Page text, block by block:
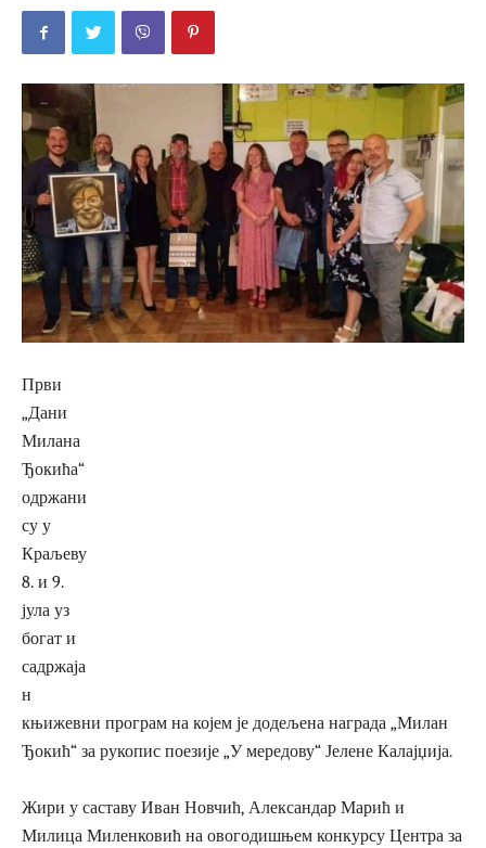
Први
„Дани
Милана
Ђокића“
одржани
су у
Краљеву
8. и 9.
јула уз
богат и
садржаја
н
књижевни програм на којем је додељена награда „Милан
Ђокић“ за рукопис поезије „У мередову“ Јелене Калајџија.
Жири у саставу Иван Новчић, Александар Марић и
Милица Миленковић на овогодишњем конкурсу Центра за